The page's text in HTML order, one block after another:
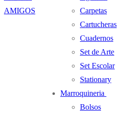
Carpetas
Cartucheras
Cuadernos
Set de Arte
Set Escolar
Stationary
Marroquineria
Bolsos